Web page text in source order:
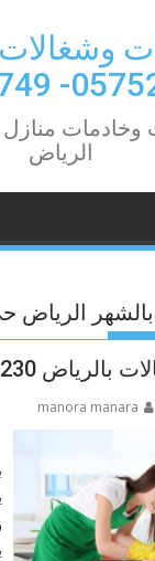
وخادمات
الرياض
الرياض
0571493230
manora manara